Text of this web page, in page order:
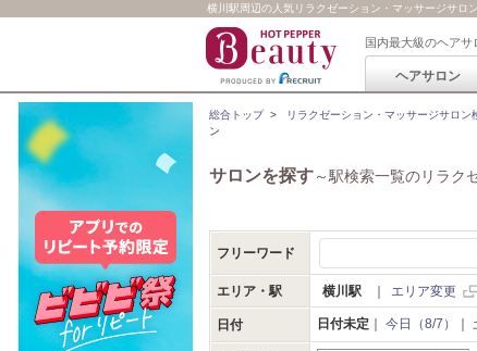
横川駅周辺の人気リラクゼーション・マッサージサロ
国内最大級のヘア
ヘアサロン
総合トップ> リラクゼーション・マッサージサロン
ン
サロンを探す～駅検索一覧のリラク
フリーワード
エリア・駅 横川駅 エリア変更
日付 日付未定 今日（8/7）